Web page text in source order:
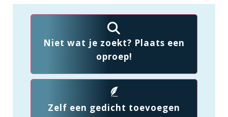
Niet wat je zoekt? Plaats een
oproep!
Zelf een gedicht toevoegen